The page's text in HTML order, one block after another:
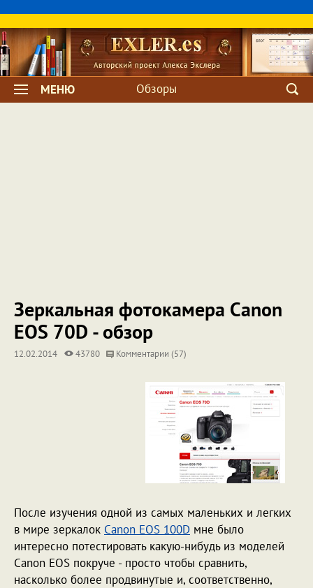
МЕНЮ Обзоры
Зеркальная фотокамера Canon
EOS 70D - обзор
12.02.2014 43780 Комментарии (57)
После изучения одной из самых маленьких и легких
в мире зеркалок Canon EOS 100D мне было
интересно потестировать какую-нибудь из моделей
Canon EOS покруче - просто чтобы сравнить,
насколько более продвинутые и, соответственно,